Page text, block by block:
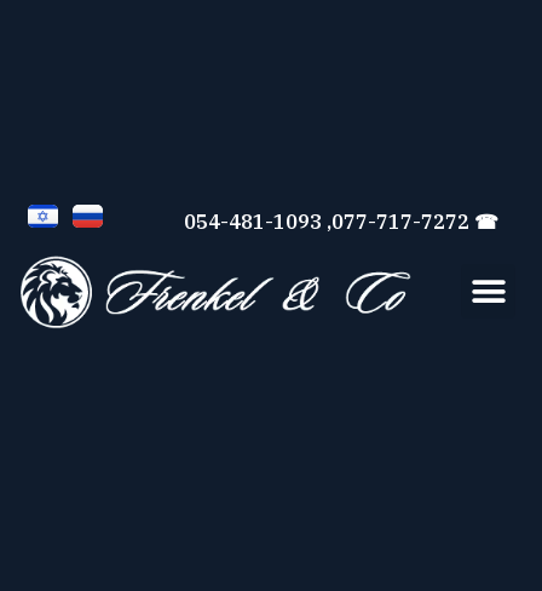
☎ 077-717-7272, 054-481-1093